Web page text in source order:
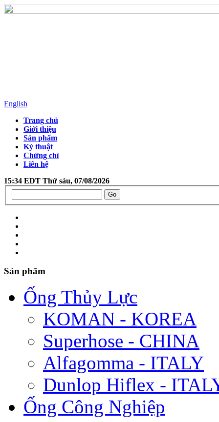
English
Trang chủ
Giới thiệu
Sản phẩm
Kỷ thuật
Chứng chỉ
Liên hệ
15:34 EDT Thứ sáu, 07/08/2026
Sản phẩm
Ống Thủy Lực
KOMAN - KOREA
Superhose - CHINA
Alfagomma - ITALY
Dunlop Hiflex -
Ống Công Nghiệp